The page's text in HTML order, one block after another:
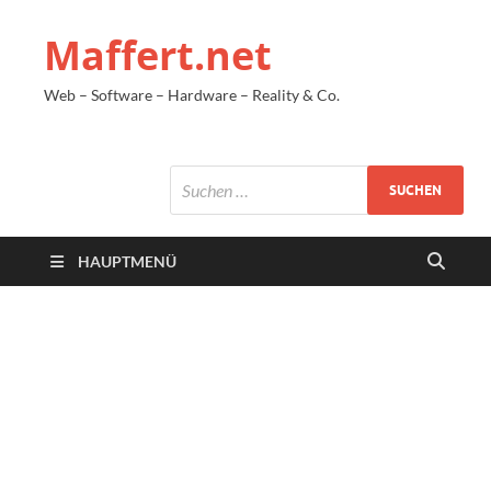
Maffert.net
Web – Software – Hardware – Reality & Co.
HAUPTMENÜ